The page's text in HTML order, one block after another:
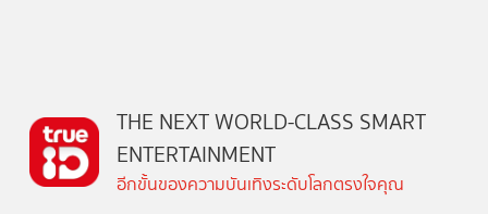
THE NEXT WORLD-CLASS SMART
ENTERTAINMENT
อีกขั้นของความบันเทิงระดับโลกตรงใจคุณ